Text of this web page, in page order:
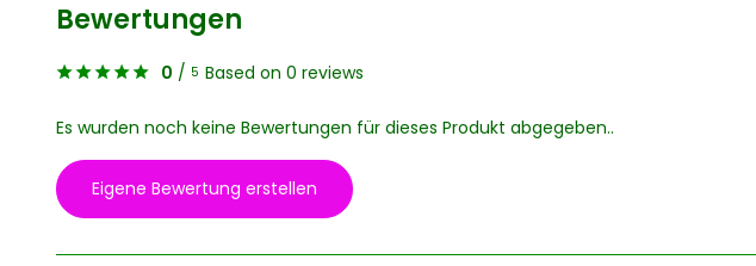
Bewertungen
0 / 5 Based on 0 reviews
Es wurden noch keine Bewertungen für dieses Produkt abgegeben..
Eigene Bewertung erstellen